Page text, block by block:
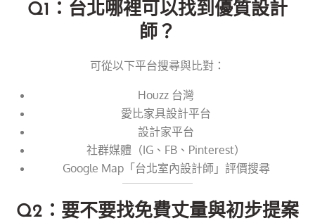
Q1：台北哪裡可以找到優質設計
師？
可從以下平台搜尋與比對：
Houzz 台灣
愛比家具設計平台
設計家平台
社群媒體（IG、FB、Pinterest）
Google Map「台北室內設計師」評價搜尋
Q2：要不要找免費丈量與初步提案